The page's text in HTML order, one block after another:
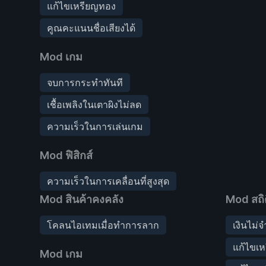
แก้ไขเหรียญทอง
คูณคะแนนชื่อเสียงได้
Mod เกม
จบการกระทำทันที
เชื้อเพลิงในเตาผิงไม่ลด
ความเร็วในการเล่นเกม
Mod ฟิสิกส์
ความเร็วในการเคลื่อนที่สูงสุด
Mod สินค้าคงคลัง
โคลนไอเทมเมื่อทำการลาก
Mod เกม
Mod ส
เงินไม่
แก้ไขเ